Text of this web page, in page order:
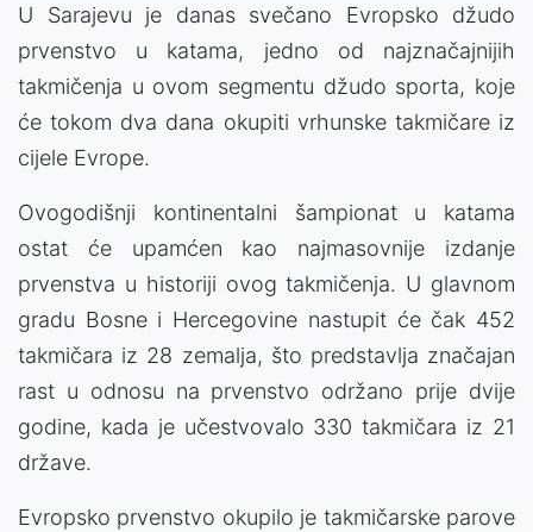
U Sarajevu je danas svečano Evropsko džudo
prvenstvo u katama, jedno od najznačajnijih
takmičenja u ovom segmentu džudo sporta, koje
će tokom dva dana okupiti vrhunske takmičare iz
cijele Evrope.
Ovogodišnji kontinentalni šampionat u katama
ostat će upamćen kao najmasovnije izdanje
prvenstva u historiji ovog takmičenja. U glavnom
gradu Bosne i Hercegovine nastupit će čak 452
takmičara iz 28 zemalja, što predstavlja značajan
rast u odnosu na prvenstvo održano prije dvije
godine, kada je učestvovalo 330 takmičara iz 21
države.
Evropsko prvenstvo okupilo je takmičarske parove